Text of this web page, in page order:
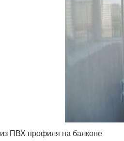
ПВХ профиля на балконе